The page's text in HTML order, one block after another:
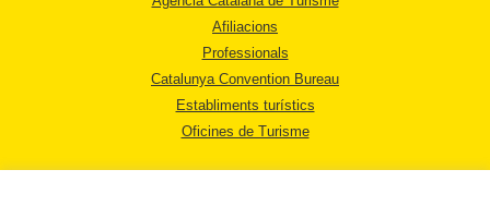
Afiliacions
Professionals
Catalunya Convention Bureau
Establiments turístics
Oficines de Turisme